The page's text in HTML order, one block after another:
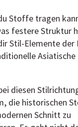
Stoffe tragen
festere Struktur
Stil-Elemente der
Asiatische
diesen
die historischen
Schnitt zu